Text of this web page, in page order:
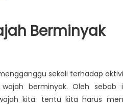
Berminyak
Berminyak
sekali terhadap
berminyak. Oleh
kita. tentu kita harus